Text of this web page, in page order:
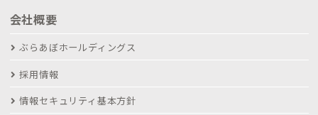
会社概要
ぶらあぼホールディングス
採用情報
情報セキュリティ基本方針